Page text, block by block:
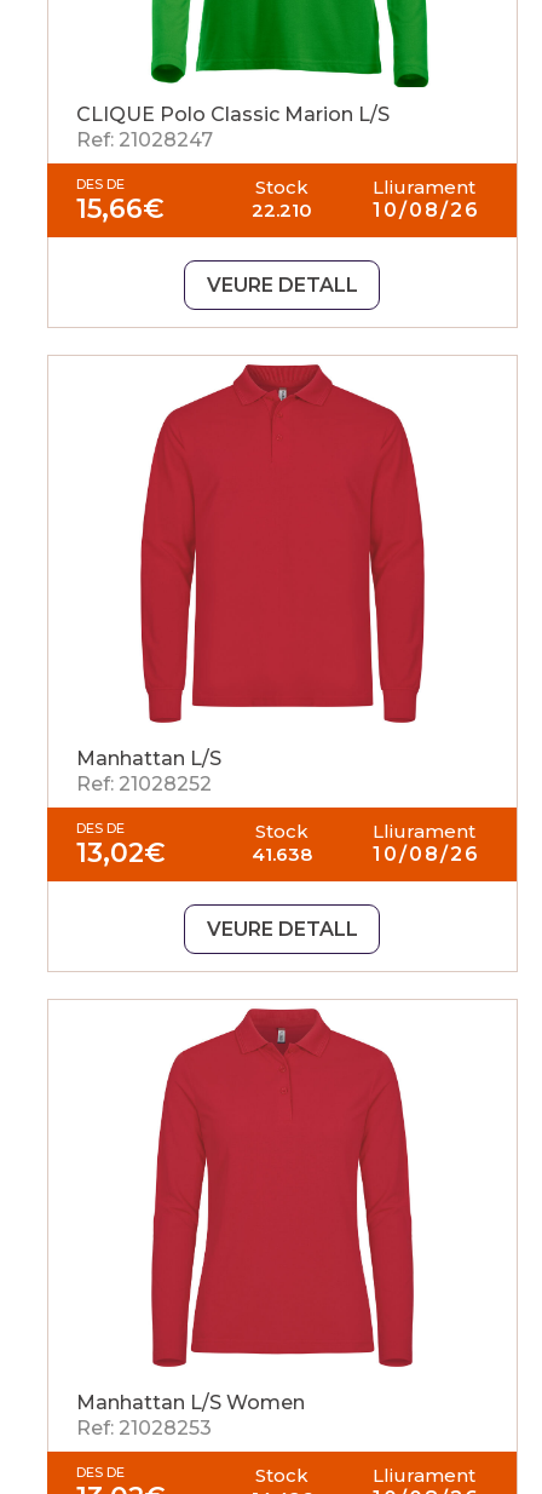
CLIQUE Polo Classic Marion L/S
Ref: 21028247
DES DE
15,66€
Stock
22.210
Lliurament
10/08/26
VEURE DETALL
Manhattan L/S
Ref: 21028252
DES DE
13,02€
Stock
41.638
Lliurament
10/08/26
VEURE DETALL
Manhattan L/S Women
Ref: 21028253
DES DE
Stock
Lliurament